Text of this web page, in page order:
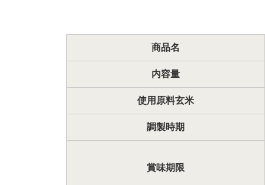
商品名
内容量
使用原料玄米
調製時期
賞味期限